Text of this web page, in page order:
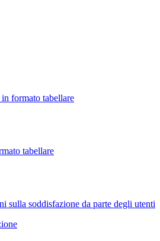
formato tabellare
tabellare
sulla soddisfazione da parte degli utenti